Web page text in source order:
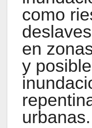
como
en
y
urbanas.